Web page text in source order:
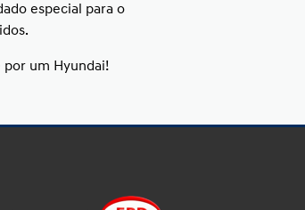
especial para o
por um Hyundai!